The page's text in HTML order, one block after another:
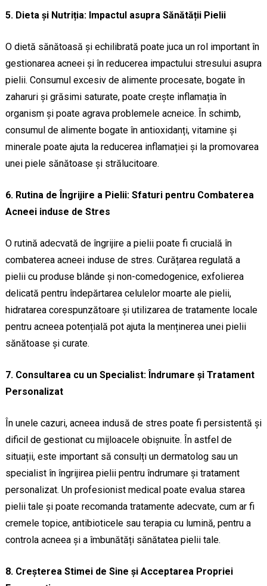
5. Dieta și Nutriția: Impactul asupra Sănătății Pielii
O dietă sănătoasă și echilibrată poate juca un rol important în
gestionarea acneei și în reducerea impactului stresului asupra
pielii. Consumul excesiv de alimente procesate, bogate în
zaharuri și grăsimi saturate, poate crește inflamația în
organism și poate agrava problemele acneice. În schimb,
consumul de alimente bogate în antioxidanți, vitamine și
minerale poate ajuta la reducerea inflamației și la promovarea
unei piele sănătoase și strălucitoare.
6. Rutina de Îngrijire a Pielii: Sfaturi pentru Combaterea
Acneei induse de Stres
O rutină adecvată de îngrijire a pielii poate fi crucială în
combaterea acneei induse de stres. Curățarea regulată a
pielii cu produse blânde și non-comedogenice, exfolierea
delicată pentru îndepărtarea celulelor moarte ale pielii,
hidratarea corespunzătoare și utilizarea de tratamente locale
pentru acneea potențială pot ajuta la menținerea unei pielii
sănătoase și curate.
7. Consultarea cu un Specialist: Îndrumare și Tratament
Personalizat
În unele cazuri, acneea indusă de stres poate fi persistentă și
dificil de gestionat cu mijloacele obișnuite. În astfel de
situații, este important să consulți un dermatolog sau un
specialist în îngrijirea pielii pentru îndrumare și tratament
personalizat. Un profesionist medical poate evalua starea
pielii tale și poate recomanda tratamente adecvate, cum ar fi
cremele topice, antibioticele sau terapia cu lumină, pentru a
controla acneea și a îmbunătăți sănătatea pielii tale.
8. Creșterea Stimei de Sine și Acceptarea Propriei